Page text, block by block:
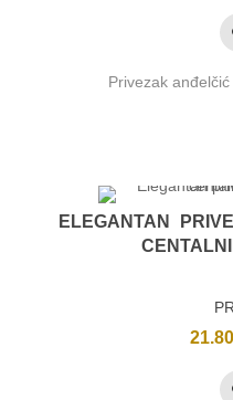
Privezak
ELEGANTAN